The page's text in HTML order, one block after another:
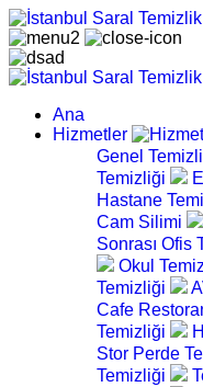
Ana
Hizmetler
Genel
Temizliği
Hastane
Cam Silimi
Sonrası Ofis
Okul
Temizliği
Cafe
Temizliği
Stor Perde
Temizliği